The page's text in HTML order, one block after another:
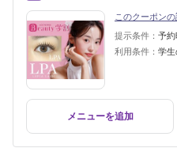
このクーポン
提示条件： 予約
利用条件： 学生
メニューを追加